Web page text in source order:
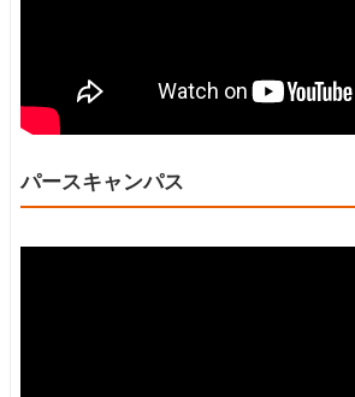
パースキャンパス